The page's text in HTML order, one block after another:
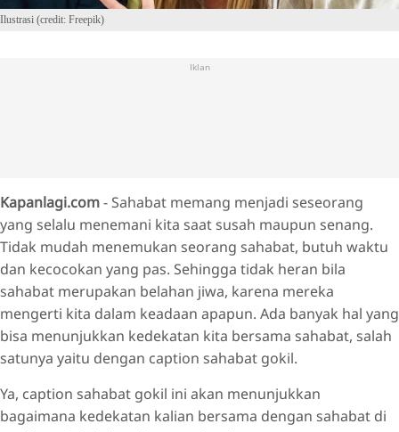
Ilustrasi (credit: Freepik)
Iklan
Kapanlagi.com- Sahabat memang menjadi seseorang
yang selalu menemani kita saat susah maupun senang.
Tidak mudah menemukan seorang sahabat, butuh waktu
dan kecocokan yang pas. Sehingga tidak heran bila
sahabat merupakan belahan jiwa, karena mereka
mengerti kita dalam keadaan apapun. Ada banyak hal yang
bisa menunjukkan kedekatan kita bersama sahabat, salah
satunya yaitu dengan caption sahabat gokil.
Ya, caption sahabat gokil ini akan menunjukkan
bagaimana kedekatan kalian bersama dengan sahabat di